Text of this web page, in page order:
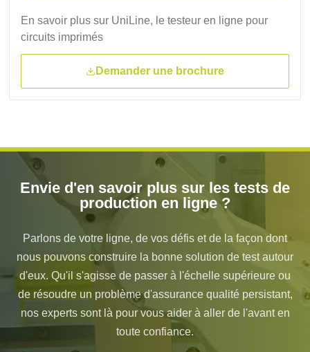
En savoir plus sur UniLine, le testeur en ligne pour
circuits imprimés
Demander une brochure
Envie d'en savoir plus sur les tests de
production en ligne ?
Parlons de votre ligne, de vos défis et de la façon dont
nous pouvons construire la bonne solution de test autour
d'eux. Qu'il s'agisse de passer à l'échelle supérieure ou
de résoudre un problème d'assurance qualité persistant,
nos experts sont là pour vous aider à aller de l'avant en
toute confiance.